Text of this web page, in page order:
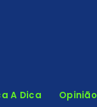
A Dica Opinião